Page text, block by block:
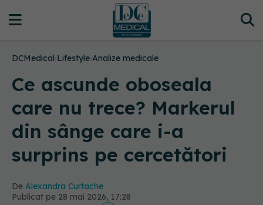
DCMedical›Lifestyle›Analize medicale
Ce ascunde oboseala
care nu trece? Markerul
din sânge care i-a
surprins pe cercetători
De Alexandra Curtache
Publicat pe 28 mai 2026, 17:28